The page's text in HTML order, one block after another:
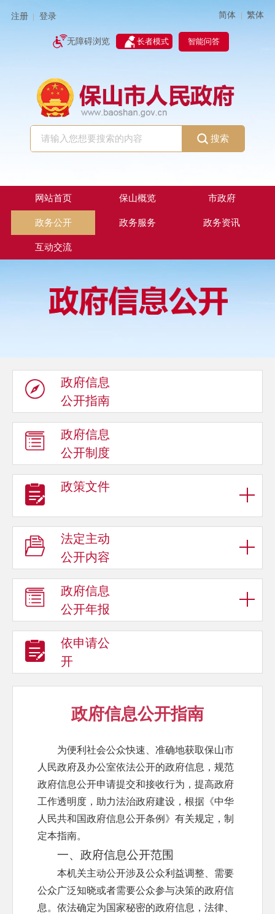
注册 登录 简体 | 繁体
无障碍浏览 长者模式 智能问答
搜索
网站首页 保山概览 市政府
政务公开 政务服务 政务资讯
互动交流
政府信息
公开指南
政府信息
公开制度
政策文件
法定主动
公开内容
政府信息
公开年报
依申请公
开
政府信息公开指南
为便利社会公众快速、准确地获取保山市
人民政府及办公室依法公开的政府信息，规范
政府信息公开申请提交和接收行为，提高政府
工作透明度，助力法治政府建设，根据《中华
人民共和国政府信息公开条例》有关规定，制
定本指南。
一、政府信息公开范围
本机关主动公开涉及公众利益调整、需要
公众广泛知晓或者需要公众参与决策的政府信
息。依法确定为国家秘密的政府信息，法律、